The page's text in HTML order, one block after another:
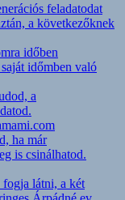
feladatodat
a következőknek
időben
időmben való
a
ha már
is csinálhatod.
fogja látni, a két